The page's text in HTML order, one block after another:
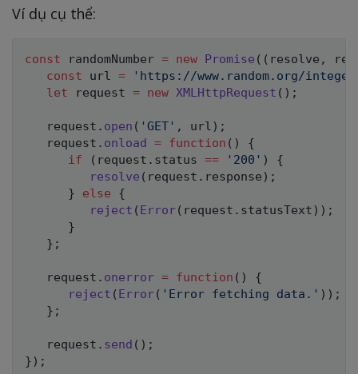
Ví dụ cụ thể:
const randomNumber = new Promise ( ( resolve ,
const url =
'https://www.random.org/integers/
let request = new XMLHttpRequest ( ) ;
   request
. open ( 'GET' , url ) ;
   request
. onload = function ( )
{
if
( request . status == '200' )
{
resolve ( request . response ) ;
}
else
{
reject ( Error( request . statusText ) ) ;
}
} ;
   request
. onerror = function ( )
{
reject ( Error( 'Error fetching data.' ) ) ;
} ;
   request
. send ( ) ;
} ) ;